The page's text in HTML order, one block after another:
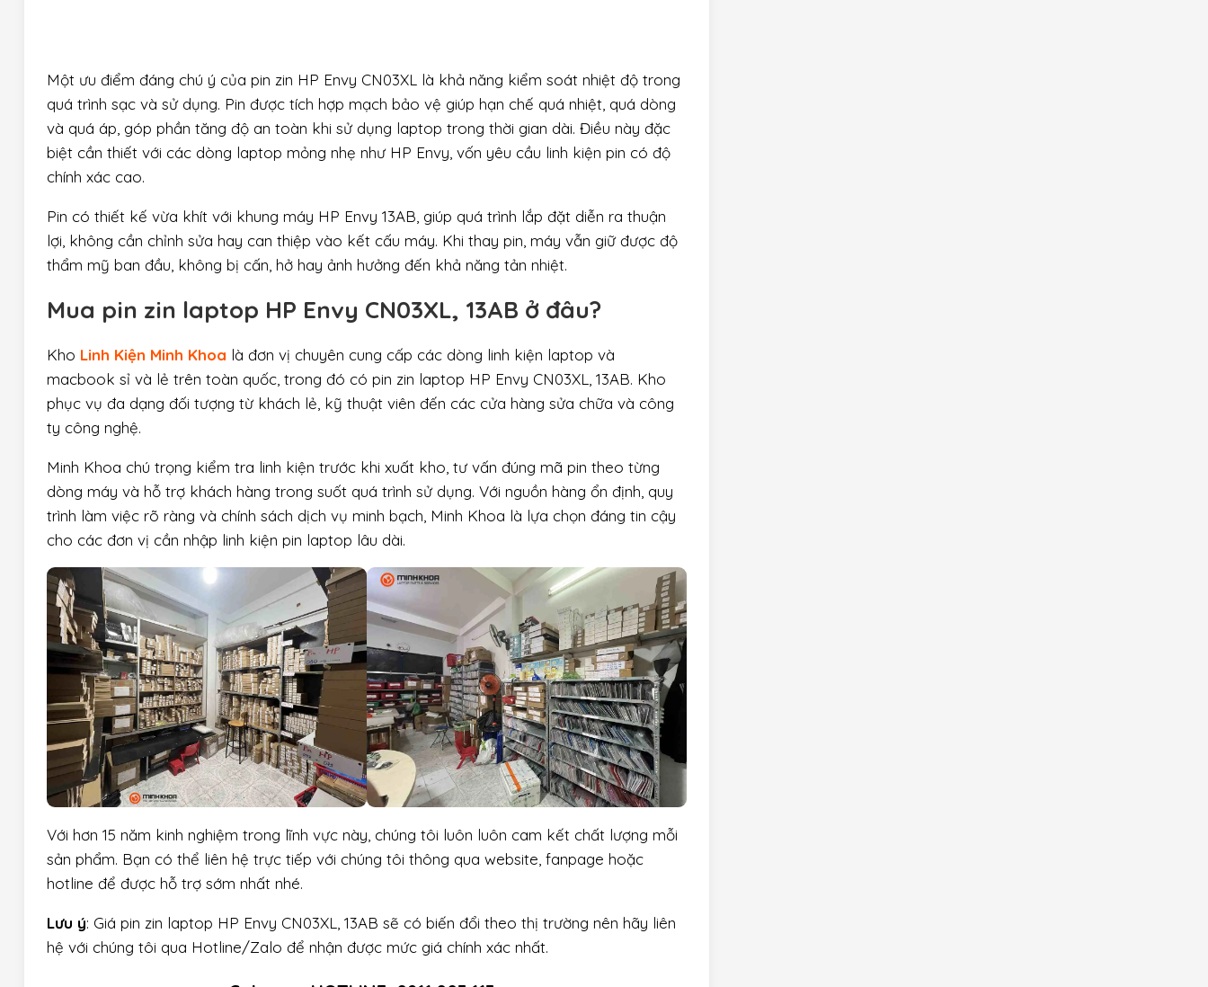
Một ưu điểm đáng chú ý của pin zin HP Envy CN03XL là khả năng kiểm soát nhiệt độ trong
quá trình sạc và sử dụng. Pin được tích hợp mạch bảo vệ giúp hạn chế quá nhiệt, quá dòng
và quá áp, góp phần tăng độ an toàn khi sử dụng laptop trong thời gian dài. Điều này đặc
biệt cần thiết với các dòng laptop mỏng nhẹ như HP Envy, vốn yêu cầu linh kiện pin có độ
chính xác cao.
Pin có thiết kế vừa khít với khung máy HP Envy 13AB, giúp quá trình lắp đặt diễn ra thuận
lợi, không cần chỉnh sửa hay can thiệp vào kết cấu máy. Khi thay pin, máy vẫn giữ được độ
thẩm mỹ ban đầu, không bị cấn, hở hay ảnh hưởng đến khả năng tản nhiệt.
Mua pin zin laptop HP Envy CN03XL, 13AB ở đâu?
Kho Linh Kiện Minh Khoa là đơn vị chuyên cung cấp các dòng linh kiện laptop và
macbook sỉ và lẻ trên toàn quốc, trong đó có pin zin laptop HP Envy CN03XL, 13AB. Kho
phục vụ đa dạng đối tượng từ khách lẻ, kỹ thuật viên đến các cửa hàng sửa chữa và công
ty công nghệ.
Minh Khoa chú trọng kiểm tra linh kiện trước khi xuất kho, tư vấn đúng mã pin theo từng
dòng máy và hỗ trợ khách hàng trong suốt quá trình sử dụng. Với nguồn hàng ổn định, quy
trình làm việc rõ ràng và chính sách dịch vụ minh bạch, Minh Khoa là lựa chọn đáng tin cậy
cho các đơn vị cần nhập linh kiện pin laptop lâu dài.
Với hơn 15 năm kinh nghiệm trong lĩnh vực này, chúng tôi luôn luôn cam kết chất lượng mỗi
sản phẩm. Bạn có thể liên hệ trực tiếp với chúng tôi thông qua website, fanpage hoặc
hotline để được hỗ trợ sớm nhất nhé.
Lưu ý: Giá pin zin laptop HP Envy CN03XL, 13AB sẽ có biến đổi theo thị trường nên hãy liên
hệ với chúng tôi qua Hotline/Zalo để nhận được mức giá chính xác nhất.